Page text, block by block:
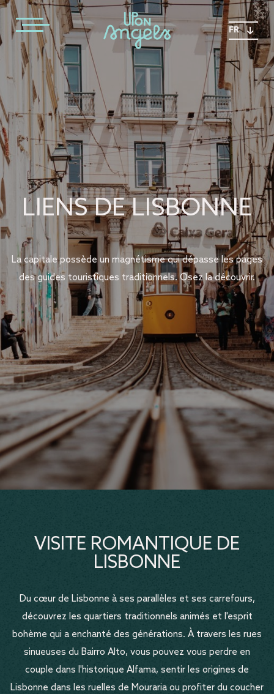
FR
LIENS DE LISBONNE
La capitale possède un magnétisme qui dépasse les pages
des guides touristiques traditionnels. Osez la découvrir.
VISITE ROMANTIQUE DE
LISBONNE
Du cœur de Lisbonne à ses parallèles et ses carrefours,
découvrez les quartiers traditionnels animés et l'esprit
bohème qui a enchanté des générations. À travers les rues
sinueuses du Bairro Alto, vous pouvez vous perdre en
couple dans l'historique Alfama, sentir les origines de
Lisbonne dans les ruelles de Mouraria ou profiter du coucher